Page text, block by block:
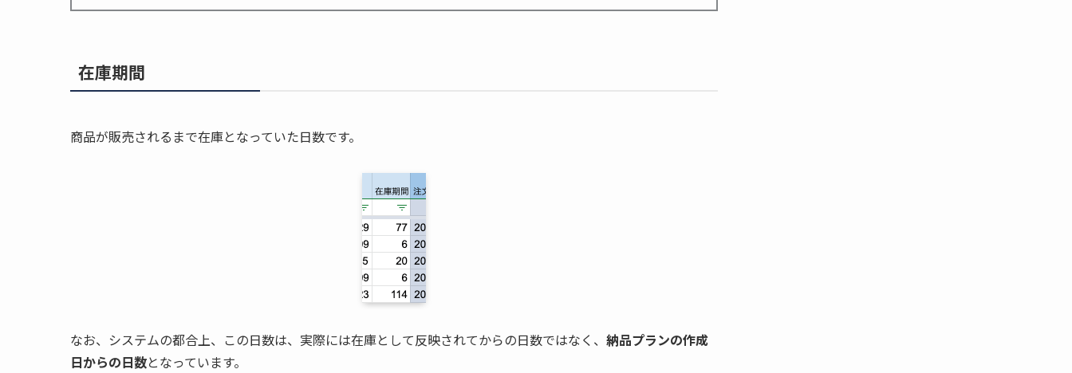
在庫期間
商品が販売されるまで在庫となっていた日数です。
なお、システムの都合上、この日数は、実際には在庫として反映されてからの日数ではなく、 納品プランの作成
日からの日数となっています。